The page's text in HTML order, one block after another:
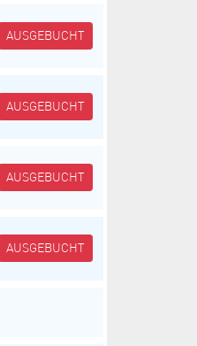
AUSGEBUCHT
AUSGEBUCHT
AUSGEBUCHT
AUSGEBUCHT